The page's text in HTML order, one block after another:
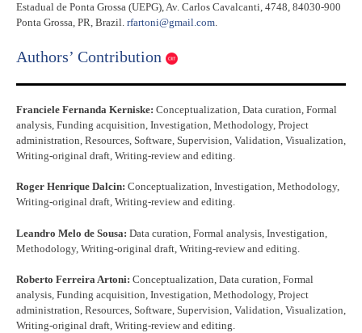
Estadual de Ponta Grossa (UEPG), Av. Carlos Cavalcanti, 4748, 84030-900
Ponta Grossa, PR, Brazil. rfartoni@gmail.com.
Authors’ Contribution
Franciele Fernanda Kerniske: Conceptualization, Data curation, Formal
analysis, Funding acquisition, Investigation, Methodology, Project
administration, Resources, Software, Supervision, Validation, Visualization,
Writing-original draft, Writing-review and editing.
Roger Henrique Dalcin: Conceptualization, Investigation, Methodology,
Writing-original draft, Writing-review and editing.
Leandro Melo de Sousa: Data curation, Formal analysis, Investigation,
Methodology, Writing-original draft, Writing-review and editing.
Roberto Ferreira Artoni: Conceptualization, Data curation, Formal
analysis, Funding acquisition, Investigation, Methodology, Project
administration, Resources, Software, Supervision, Validation, Visualization,
Writing-original draft, Writing-review and editing.